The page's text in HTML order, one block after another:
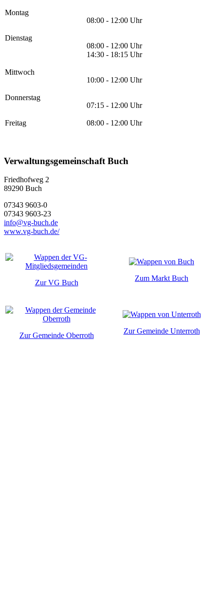
Montag
08:00 - 12:00 Uhr
Dienstag
08:00 - 12:00 Uhr
14:30 - 18:15 Uhr
Mittwoch
10:00 - 12:00 Uhr
Donnerstag
07:15 - 12:00 Uhr
Freitag 08:00 - 12:00 Uhr
Verwaltungsgemeinschaft Buch
Friedhofweg 2
89290 Buch
07343 9603-0
07343 9603-23
info@vg-buch.de
www.vg-buch.de/
Zur VG Buch
Zum Markt Buch
Zur Gemeinde Oberroth
Zur Gemeinde Unterroth